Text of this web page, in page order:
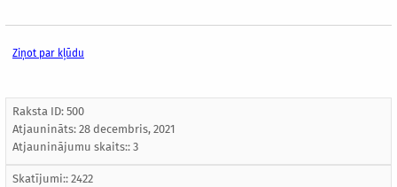
Ziņot par kļūdu
Raksta ID: 500
Atjaunināts: 28 decembris, 2021
Atjauninājumu skaits:: 3
Skatījumi:: 2422